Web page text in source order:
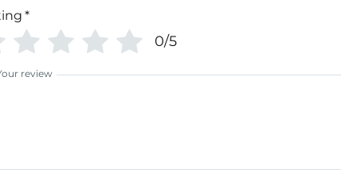
*
0/5
review